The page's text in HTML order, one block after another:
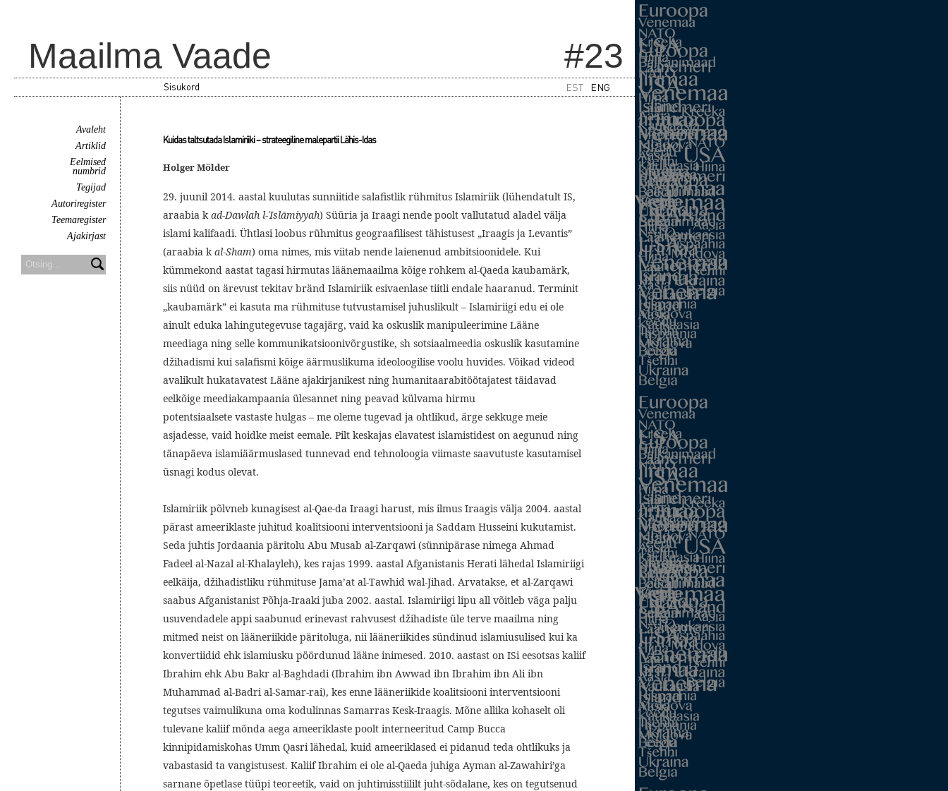
Maailma Vaade #23
Sisukord EST ENG
Avaleht
Artiklid
Eelmised
numbrid
Tegijad
Autoriregister
Teemaregister
Ajakirjast
Kuidas taltsutada Islamiriiki – strateegiline malepartii Lähis-Idas
Holger Mölder
29. juunil 2014. aastal kuulutas sunniitide salafistlik rühmitus Islamiriik (lühendatult IS,
araabia kad-Dawlah l-ʾIslāmiyyah) Süüria ja Iraagi nende poolt vallutatud aladel välja
islami kalifaadi. Ühtlasi loobus rühmitus geograafilisest tähistusest „Iraagis ja Levantis”
(araabia kal-Sham) oma nimes, mis viitab nende laienenud ambitsioonidele. Kui
kümmekond aastat tagasi hirmutas läänemaailma kõige rohkem al-Qaeda kaubamärk,
siis nüüd on ärevust tekitav bränd Islamiriik esivaenlase tiitli endale haaranud. Terminit
„kaubamärk” ei kasuta ma rühmituse tutvustamisel juhuslikult – Islamiriigi edu ei ole
ainult eduka lahingutegevuse tagajärg, vaid ka oskuslik manipuleerimine Lääne
meediaga ning selle kommunikatsioonivõrgustike, sh sotsiaalmeedia oskuslik kasutamine
džihadismi kui salafismi kõige äärmuslikuma ideoloogilise voolu huvides. Võikad videod
avalikult hukatavatest Lääne ajakirjanikest ning humanitaarabitöötajatest täidavad
eelkõige meediakampaania ülesannet ning peavad külvama hirmu
potentsiaalsete vastaste hulgas – me oleme tugevad ja ohtlikud, ärge sekkuge meie
asjadesse, vaid hoidke meist eemale. Pilt keskajas elavatest islamistidest on aegunud ning
tänapäeva islamiäärmuslased tunnevad end tehnoloogia viimaste saavutuste kasutamisel
üsnagi kodus olevat.
Islamiriik põlvneb kunagisest al-Qae-da Iraagi harust, mis ilmus Iraagis välja 2004. aastal
pärast ameeriklaste juhitud koalitsiooni interventsiooni ja Saddam Husseini kukutamist.
Seda juhtis Jordaania päritolu Abu Musab al-Zarqawi (sünnipärase nimega Ahmad
Fadeel al-Nazal al-Khalayleh), kes rajas 1999. aastal Afganistanis Herati lähedal Islamiriigi
eelkäija, džihadistliku rühmituse Jama’at al-Tawhid wal-Jihad. Arvatakse, et al-Zarqawi
saabus Afganistanist Põhja-Iraaki juba 2002. aastal. Islamiriigi lipu all võitleb väga palju
usuvendadele appi saabunud erinevast rahvusest džihadiste üle terve maailma ning
mitmed neist on lääneriikide päritoluga, nii lääneriikides sündinud islamiusulised kui ka
konvertiidid ehk islamiusku pöördunud lääne inimesed. 2010. aastast on ISi eesotsas kaliif
Ibrahim ehk Abu Bakr al-Baghdadi (Ibrahim ibn Awwad ibn Ibrahim ibn Ali ibn
Muhammad al-Badri al-Samar-rai), kes enne lääneriikide koalitsiooni interventsiooni
tegutses vaimulikuna oma kodulinnas Samarras Kesk-Iraagis. Mõne allika kohaselt oli
tulevane kaliif mõnda aega ameeriklaste poolt interneeritud Camp Bucca
kinnipidamiskohas Umm Qasri lähedal, kuid ameeriklased ei pidanud teda ohtlikuks ja
vabastasid ta vangistusest. Kaliif Ibrahim ei ole al-Qaeda juhiga Ayman al-Zawahiri’ga
sarnane õpetlase tüüpi teoreetik, vaid on juhtimisstiililt juht-sõdalane, kes on tegutsenud